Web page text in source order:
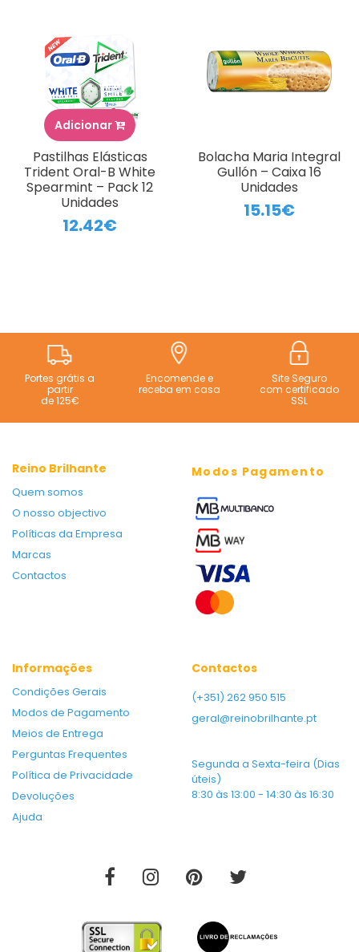
Adicionar
Pastilhas Elásticas
Trident Oral-B White
Spearmint – Pack 12
Unidades
12.42€
Bolacha Maria Integral
Gullón – Caixa 16
Unidades
15.15€
Portes grátis a
partir
de 125€
Encomende e
receba em casa
Site Seguro
com certificado
SSL
Reino Brilhante
Quem somos
O nosso objectivo
Políticas da Empresa
Marcas
Contactos
Modos Pagamento
Informações
Condições Gerais
Modos de Pagamento
Meios de Entrega
Perguntas Frequentes
Política de Privacidade
Devoluções
Ajuda
Contactos
(+351) 262 950 515
geral@reinobrilhante.pt
Segunda a Sexta-feira (Dias
úteis)
8:30 às 13:00 - 14:30 às 16:30